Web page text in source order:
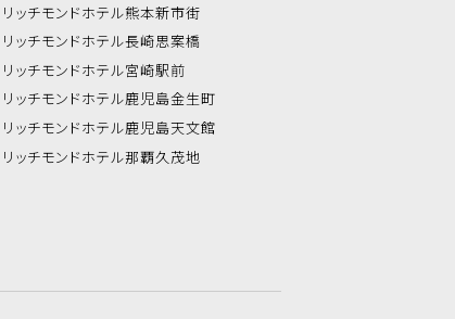
リッチモンドホテル熊本新市街
リッチモンドホテル長崎思案橋
リッチモンドホテル宮崎駅前
リッチモンドホテル鹿児島金生町
リッチモンドホテル鹿児島天文館
リッチモンドホテル那覇久茂地